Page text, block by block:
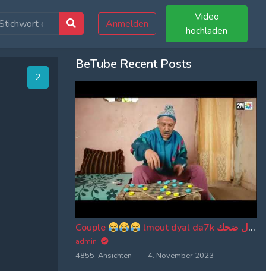
Anmelden
Video
hochladen
1
BeTube Recent Posts
Couple lmout dyal da7k موت ديال ضحك
admin
4855 Ansichten
4. November 2023